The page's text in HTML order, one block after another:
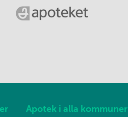
Apotek i alla kommuner